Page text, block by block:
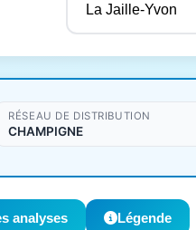
RÉSEAU DE DISTRIBUTION
CHAMPIGNE
analyses Légende